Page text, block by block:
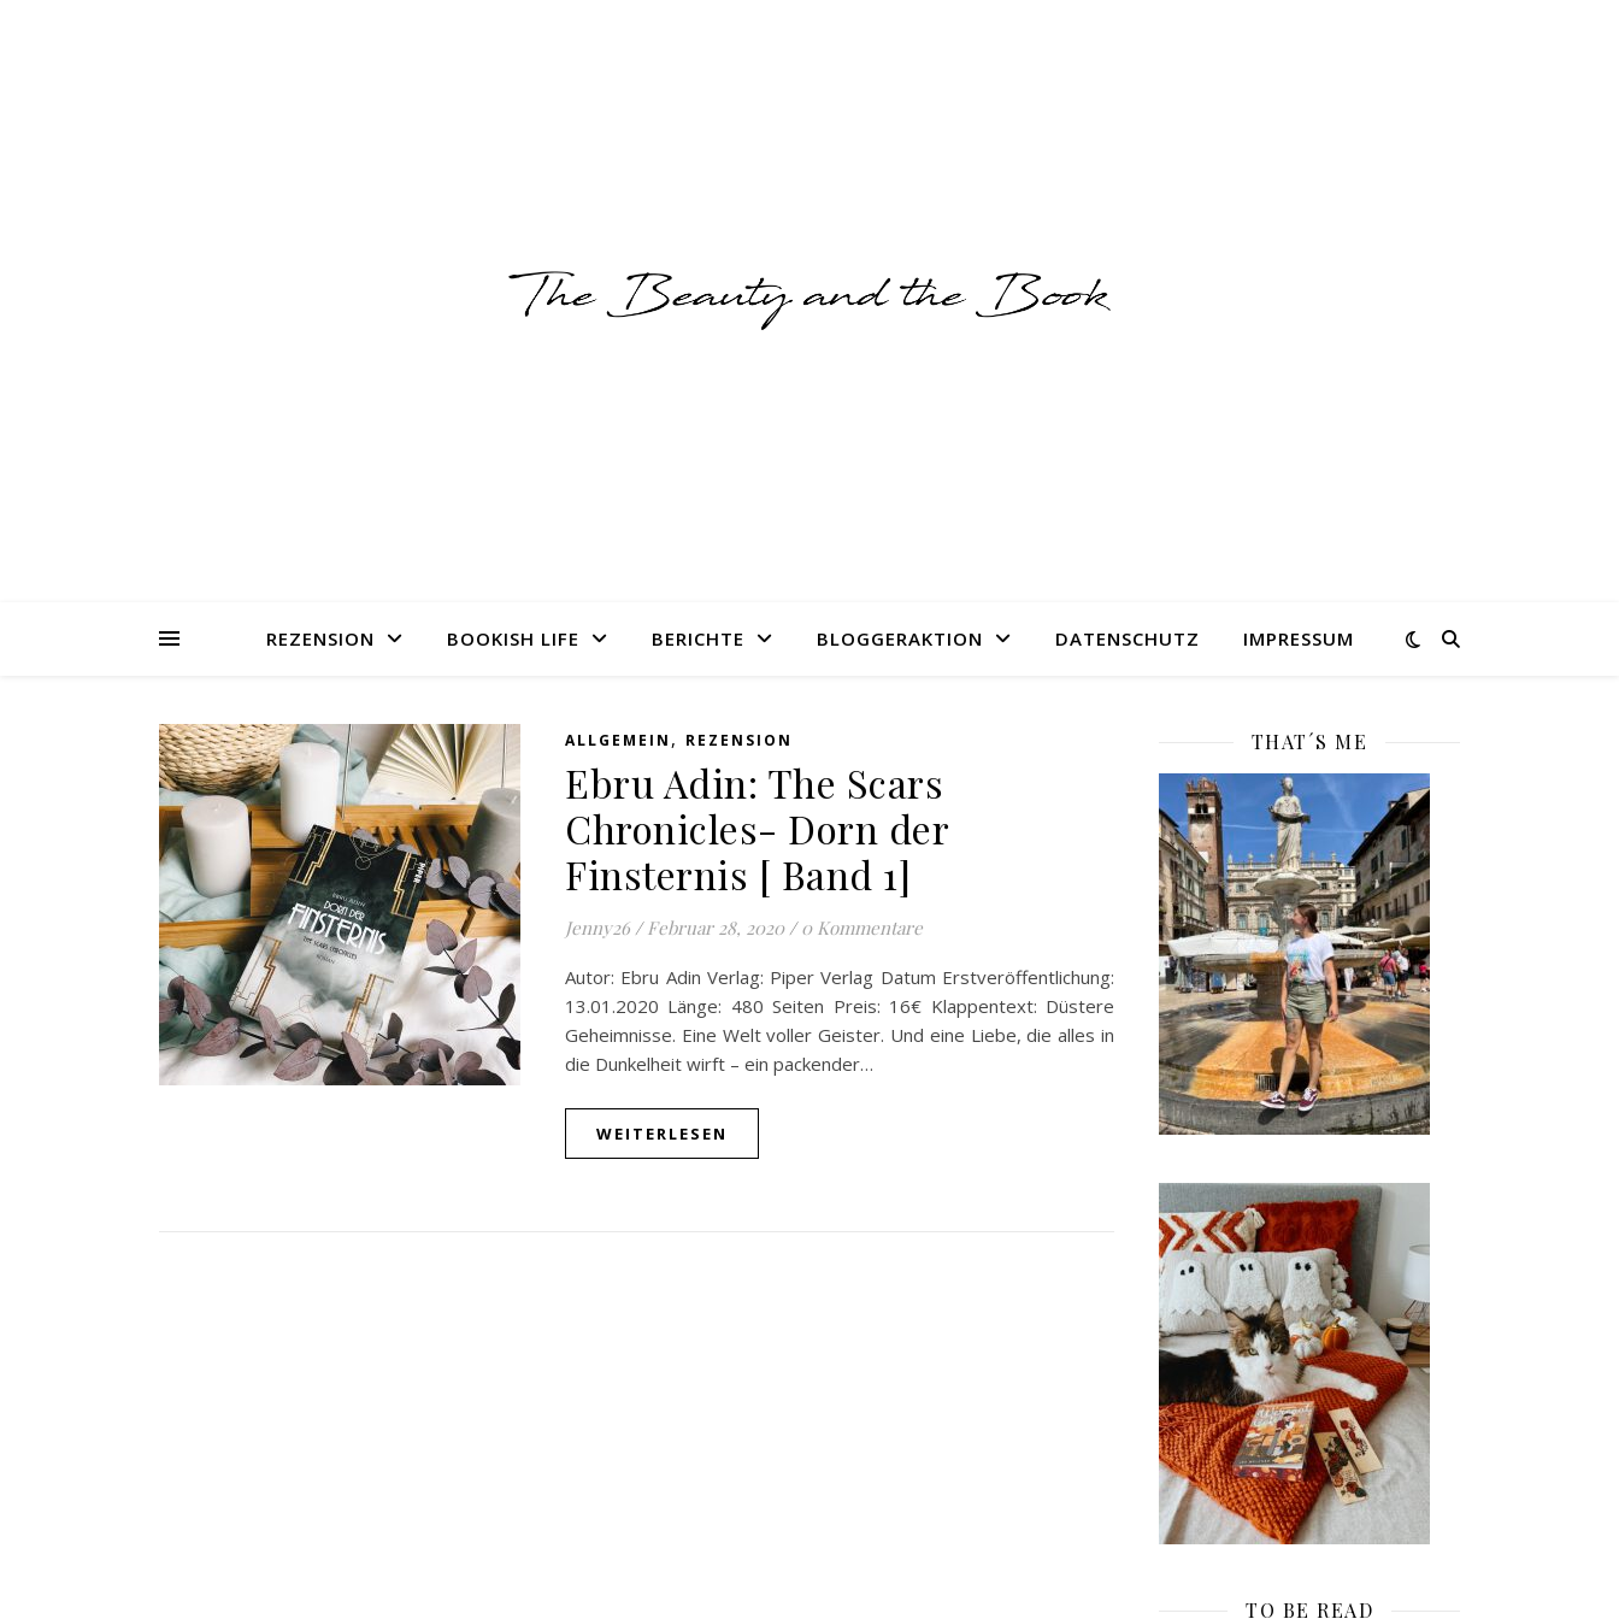
REZENSION BOOKISH LIFE BERICHTE BLOGGERAKTION DATENSCHUTZ IMPRESSUM
ALLGEMEIN , REZENSION
Ebru Adin: The Scars
Chronicles- Dorn der
Finsternis [ Band 1]
Jenny26 / Februar 28, 2020 / 0 Kommentare
Autor: Ebru Adin Verlag: Piper Verlag Datum Erstveröffentlichung:
13.01.2020 Länge: 480 Seiten Preis: 16€ Klappentext: Düstere
Geheimnisse. Eine Welt voller Geister. Und eine Liebe, die alles in
die Dunkelheit wirft – ein packender…
WEITERLESEN
THAT´S ME
TO BE READ